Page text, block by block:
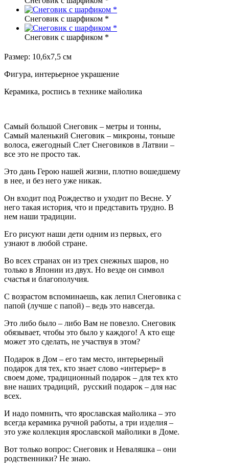
Снеговик с шарфиком *
Снеговик с шарфиком *
Размер: 10,6х7,5 см
Фигура, интерьерное украшение
Керамика, роспись в технике майолика
Самый большой Снеговик – метры и тонны,
Самый маленький Снеговик – микроны, тоньше
волоса, ежегодный Слет Снеговиков в Латвии –
все это не просто так.
Это дань Герою нашей жизни, плотно вошедшему
в нее, и без него уже никак.
Он входит под Рождество и уходит по Весне. У
него такая история, что и представить трудно. В
нем наши традиции.
Его рисуют наши дети одним из первых, его
узнают в любой стране.
Во всех странах он из трех снежных шаров, но
только в Японии из двух. Но везде он символ
счастья и благополучия.
С возрастом вспоминаешь, как лепил Снеговика с
папой (лучше с папой) – ведь это навсегда.
Это либо было – либо Вам не повезло. Снеговик
обязывает, чтобы это было у каждого! А кто еще
может это сделать, не участвуя в этом?
Подарок в Дом – его там место, интерьерный
подарок для тех, кто знает слово «интерьер» в
своем доме, традиционный подарок – для тех кто
вне наших традиций, русский подарок – для нас
всех.
И надо помнить, что ярославская майолика – это
всегда керамика ручной работы, а три изделия –
это уже коллекция ярославской майолики в Доме.
Вот только вопрос: Снеговик и Неваляшка – они
родственники? Не знаю.